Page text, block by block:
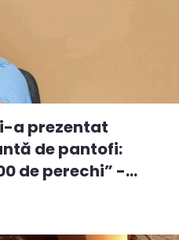
a prezentat
de pantofi:
de perechi” -